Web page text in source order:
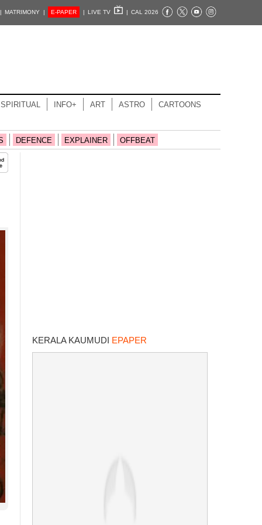
MATRIMONY | E-PAPER | LIVE TV | CAL 2026
SPIRITUAL INFO+ ART ASTRO CARTOONS
DEFENCE EXPLAINER OFFBEAT
KERALA KAUMUDI EPAPER